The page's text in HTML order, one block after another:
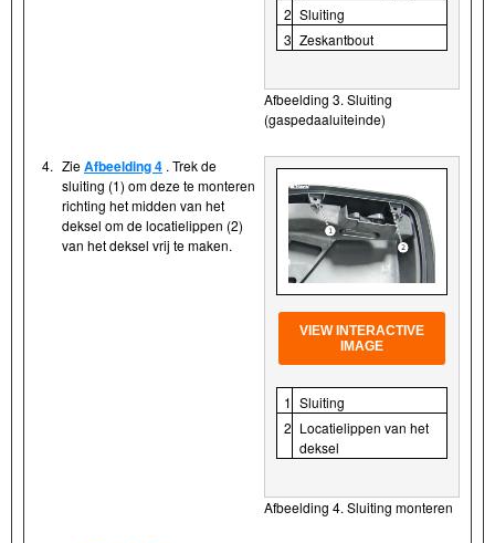
2 Sluiting
3 Zeskantbout
Afbeelding 3. Sluiting
(gaspedaaluiteinde)
4. ZieAfbeelding 4 . Trek de
sluiting (1) om deze te monteren
richting het midden van het
deksel om de locatielippen (2)
van het deksel vrij te maken.
VIEW INTERACTIVE
IMAGE
1 Sluiting
2 Locatielippen van het
deksel
Afbeelding 4. Sluiting monteren